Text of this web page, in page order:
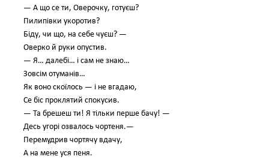
— А що се ти, Оверочку, готуєш?
Пилипівки укоротив?
Біду, чи що, на себе чуєш? —
Оверко й руки опустив.
— Я… далебі… і сам не знаю…
Зовсім отуманів…
Як воно скоїлось — і не вгадаю,
Се біс проклятий спокусив.
— Та брешеш ти! Я тільки перше бачу! —
Десь угорі озвалось чортеня.—
Перемудрив чортячу вдачу,
А на мене уся пеня.